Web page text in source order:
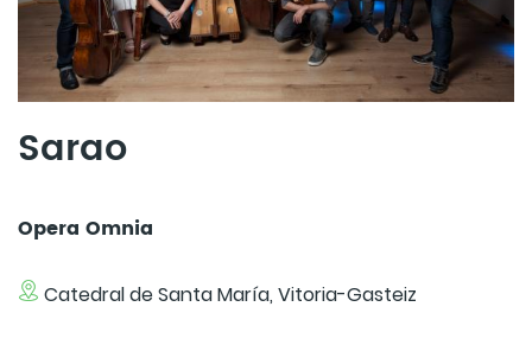
Sarao
Opera Omnia
Catedral de Santa María, Vitoria-Gasteiz